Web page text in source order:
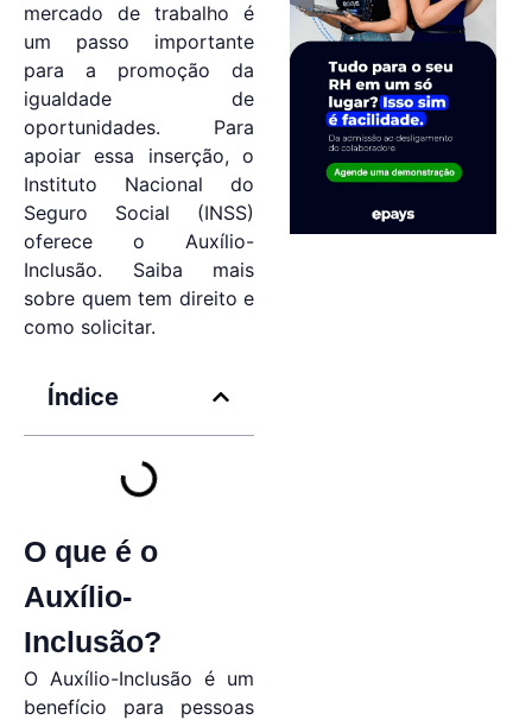
mercado de trabalho é
um passo importante
para a promoção da
igualdade de
oportunidades. Para
apoiar essa inserção, o
Instituto Nacional do
Seguro Social (INSS)
oferece o Auxílio-
Inclusão. Saiba mais
sobre quem tem direito e
como solicitar.
Índice
O que é o
Auxílio-
Inclusão?
O Auxílio-Inclusão é um
benefício para pessoas